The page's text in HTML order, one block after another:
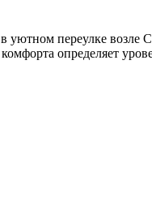
переулке возле
определяет